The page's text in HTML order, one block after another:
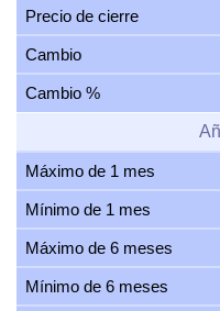
Precio de cierre
Cambio
Cambio %
Máximo de 1 mes
Mínimo de 1 mes
Máximo de 6 meses
Mínimo de 6 meses